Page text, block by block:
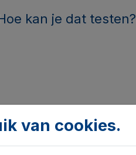
kan je dat
van cookies.